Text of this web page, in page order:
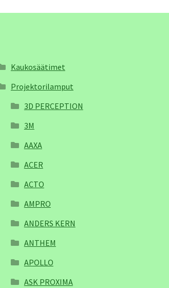
Kaukosäätimet
Projektorilamput
3D PERCEPTION
3M
AAXA
ACER
ACTO
AMPRO
ANDERS KERN
ANTHEM
APOLLO
ASK PROXIMA